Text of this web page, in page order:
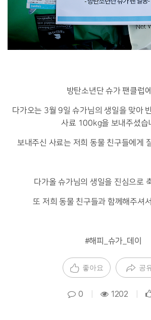
방탄소년단 슈가 팬클럽
다가오는 3월 9일 슈가님의 생일을 맞아
사료 100kg을 보내주셨습
보내주신 사료는 저희 동물 친구들에게
다가올 슈가님의 생일을 진심으로
또 저희 동물 친구들과 함께해주셔
#해피_슈가_데이
좋아요 공
0 1202